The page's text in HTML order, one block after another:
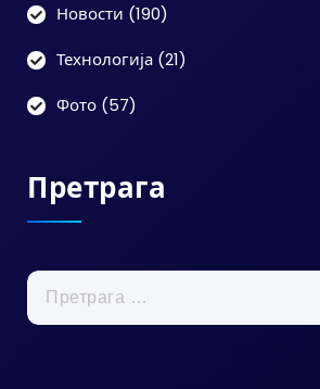
Новости (190)
Технологија (21)
Фото (57)
Претрага
Претрага